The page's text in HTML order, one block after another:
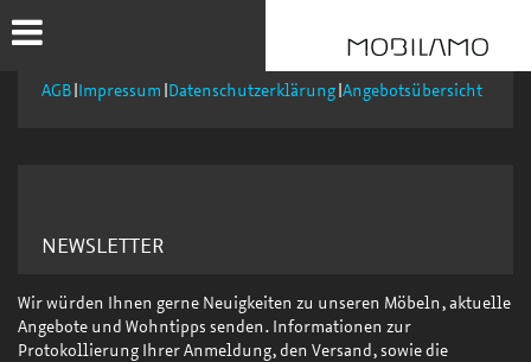
AGB Impressum Datenschutzerklärung Angebotsübersicht
NEWSLETTER
Wir würden Ihnen gerne Neuigkeiten zu unseren Möbeln, aktuelle
Angebote und Wohntipps senden. Informationen zur
Protokollierung Ihrer Anmeldung, den Versand, sowie die